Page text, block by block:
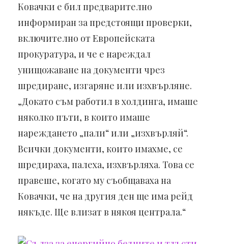
Ковачки е бил предварително
информиран за предстоящи проверки,
включително от Европейската
прокуратура, и че е нареждал
унищожаване на документи чрез
шредиране, изгаряне или изхвърляне.
„Докато съм работил в холдинга, имаше
няколко пъти, в които имаше
нареждането „пали“ или „изхвърляй“.
Всички документи, които имахме, се
шредираха, палеха, изхвърляха. Това се
правеше, когато му съобщаваха на
Ковачки, че на другия ден ще има рейд
някъде. Ще влизат в някоя централа.“